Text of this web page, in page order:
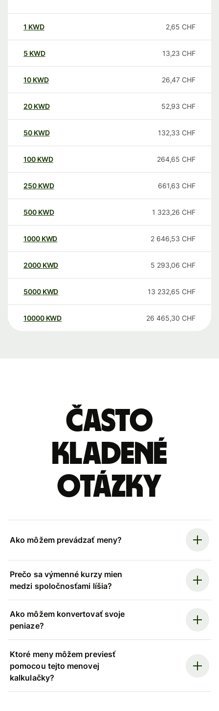
1 KWD 2,65 CHF
5 KWD 13,23 CHF
10 KWD 26,47 CHF
20 KWD 52,93 CHF
50 KWD 132,33 CHF
100 KWD 264,65 CHF
250 KWD 661,63 CHF
500 KWD 1 323,26 CHF
1000 KWD 2 646,53 CHF
2000 KWD 5 293,06 CHF
5000 KWD 13 232,65 CHF
10000 KWD 26 465,30 CHF
Často
kladené
otázky
Ako môžem prevádzať meny?
Prečo sa výmenné kurzy mien
medzi spoločnosťami líšia?
Ako môžem konvertovať svoje
peniaze?
Ktoré meny môžem previesť
pomocou tejto menovej
kalkulačky?